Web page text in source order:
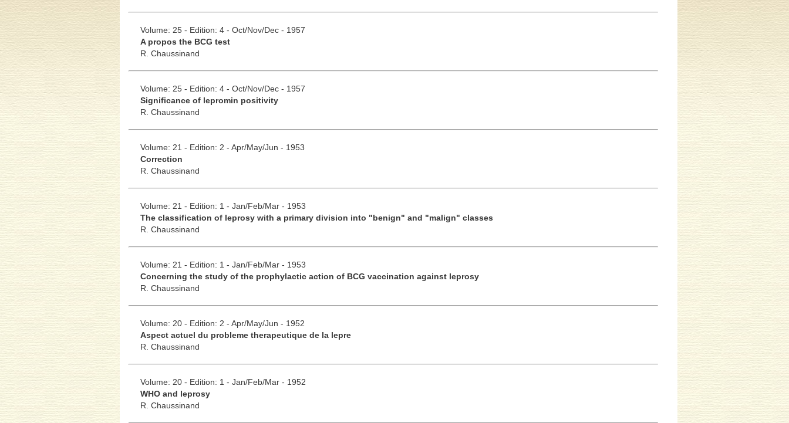
Volume: 25 - Edition: 4 - Oct/Nov/Dec - 1957
A propos the BCG test
R. Chaussinand
Volume: 25 - Edition: 4 - Oct/Nov/Dec - 1957
Significance of lepromin positivity
R. Chaussinand
Volume: 21 - Edition: 2 - Apr/May/Jun - 1953
Correction
R. Chaussinand
Volume: 21 - Edition: 1 - Jan/Feb/Mar - 1953
The classification of leprosy with a primary division into "benign" and "malign" classes
R. Chaussinand
Volume: 21 - Edition: 1 - Jan/Feb/Mar - 1953
Concerning the study of the prophylactic action of BCG vaccination against leprosy
R. Chaussinand
Volume: 20 - Edition: 2 - Apr/May/Jun - 1952
Aspect actuel du probleme therapeutique de la lepre
R. Chaussinand
Volume: 20 - Edition: 1 - Jan/Feb/Mar - 1952
WHO and leprosy
R. Chaussinand